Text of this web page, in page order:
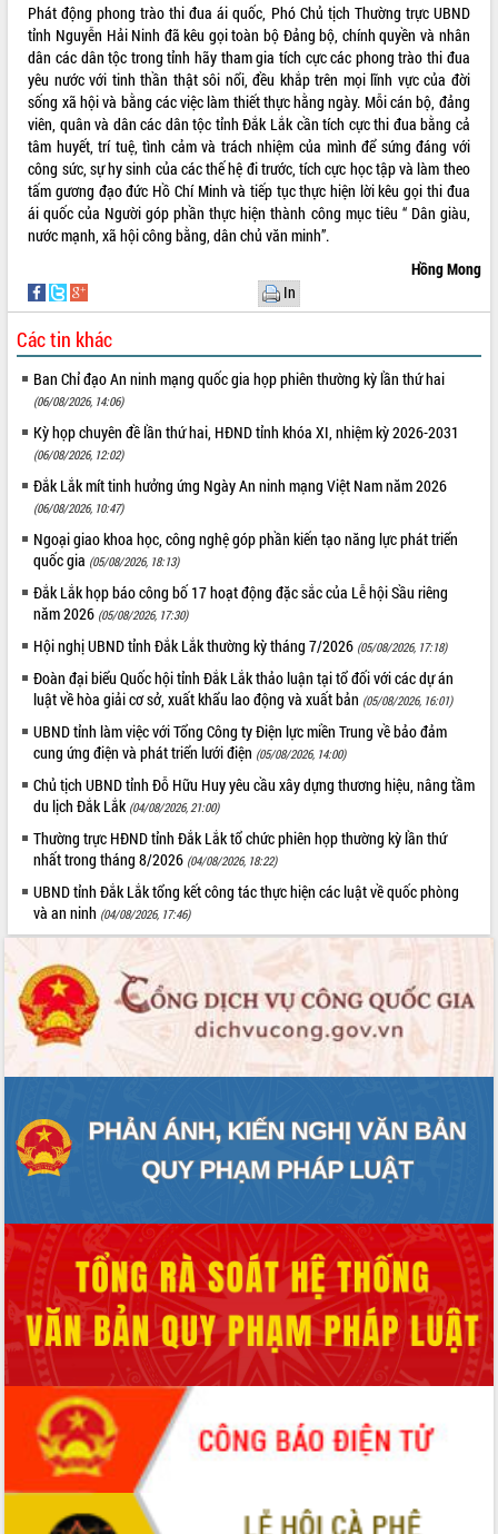
Phát động phong trào thi đua ái quốc, Phó Chủ tịch Thường trực UBND
tỉnh Nguyễn Hải Ninh đã kêu gọi toàn bộ Đảng bộ, chính quyền và nhân
dân các dân tộc trong tỉnh hãy tham gia tích cực các phong trào thi đua
yêu nước với tinh thần thật sôi nổi, đều khắp trên mọi lĩnh vực của đời
sống xã hội và bằng các việc làm thiết thực hằng ngày. Mỗi cán bộ, đảng
viên, quân và dân các dân tộc tỉnh Đắk Lắk cần tích cực thi đua bằng cả
tâm huyết, trí tuệ, tình cảm và trách nhiệm của mình để sứng đáng với
công sức, sự hy sinh của các thế hệ đi trước, tích cực học tập và làm theo
tấm gương đạo đức Hồ Chí Minh và tiếp tục thực hiện lời kêu gọi thi đua
ái quốc của Người góp phần thực hiện thành công mục tiêu “ Dân giàu,
nước mạnh, xã hội công bằng, dân chủ văn minh”.
Hồng Mong
In
Các tin khác
Ban Chỉ đạo An ninh mạng quốc gia họp phiên thường kỳ lần thứ hai
(06/08/2026, 14:06)
Kỳ họp chuyên đề lần thứ hai, HĐND tỉnh khóa XI, nhiệm kỳ 2026-2031
(06/08/2026, 12:02)
Đắk Lắk mít tinh hưởng ứng Ngày An ninh mạng Việt Nam năm 2026
(06/08/2026, 10:47)
Ngoại giao khoa học, công nghệ góp phần kiến tạo năng lực phát triển
quốc gia (05/08/2026, 18:13)
Đắk Lắk họp báo công bố 17 hoạt động đặc sắc của Lễ hội Sầu riêng
năm 2026 (05/08/2026, 17:30)
Hội nghị UBND tỉnh Đắk Lắk thường kỳ tháng 7/2026 (05/08/2026, 17:18)
Đoàn đại biểu Quốc hội tỉnh Đắk Lắk thảo luận tại tổ đối với các dự án
luật về hòa giải cơ sở, xuất khẩu lao động và xuất bản (05/08/2026, 16:01)
UBND tỉnh làm việc với Tổng Công ty Điện lực miền Trung về bảo đảm
cung ứng điện và phát triển lưới điện (05/08/2026, 14:00)
Chủ tịch UBND tỉnh Đỗ Hữu Huy yêu cầu xây dựng thương hiệu, nâng tầm
du lịch Đắk Lắk (04/08/2026, 21:00)
Thường trực HĐND tỉnh Đắk Lắk tổ chức phiên họp thường kỳ lần thứ
nhất trong tháng 8/2026 (04/08/2026, 18:22)
UBND tỉnh Đắk Lắk tổng kết công tác thực hiện các luật về quốc phòng
và an ninh (04/08/2026, 17:46)